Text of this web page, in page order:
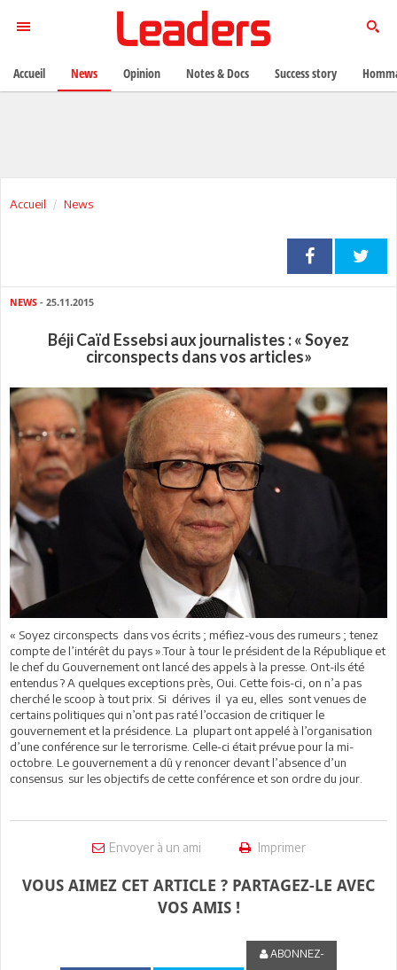
Accueil News
NEWS - 25.11.2015
Béji Caïd Essebsi aux journalistes : « Soyez
circonspects dans vos articles»
« Soyez circonspects dans vos écrits ; méfiez-vous des rumeurs ; tenez
compte de l’intérêt du pays ».Tour à tour le président de la République et
le chef du Gouvernement ont lancé des appels à la presse. Ont-ils été
entendus ? A quelques exceptions près, Oui. Cette fois-ci, on n’a pas
cherché le scoop à tout prix. Si dérives il ya eu, elles sont venues de
certains politiques qui n’ont pas raté l’occasion de critiquer le
gouvernement et la présidence. La plupart ont appelé à l’organisation
d’une conférence sur le terrorisme. Celle-ci était prévue pour la mi-
octobre. Le gouvernement a dû y renoncer devant l’absence d’un
consensus sur les objectifs de cette conférence et son ordre du jour.
Envoyer à un ami Imprimer
VOUS AIMEZ CET ARTICLE ? PARTAGEZ-LE AVEC
VOS AMIS !
ABONNEZ-
Accueil News Opinion Notes & Docs Success story